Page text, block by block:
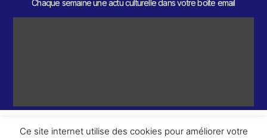
Chaque semaine une actu culturelle dans votre boîte email
Ce site internet utilise des cookies pour améliorer votre